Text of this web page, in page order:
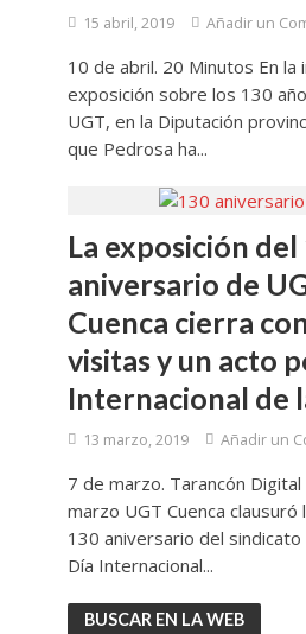
15 abril, 2019 Añadir un
10 de abril. 20 Minutos En la
exposición sobre los 130
UGT, en la Diputación
que Pedrosa ha...
La exposición
aniversario de
Cuenca cierra
visitas y un acto
Internacional de
13 marzo, 2019 Añadir un
7 de marzo. Tarancón
marzo UGT Cuenca
130 aniversario del
Día Internacional...
BUSCAR EN LA WEB